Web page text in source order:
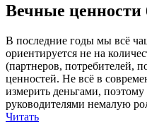
Вечные ценности
В последние годы мы всё
ориентируется не на
(партнеров, потребителей,
ценностей. Не всё в
измерить деньгами,
руководителями немалую
Читать